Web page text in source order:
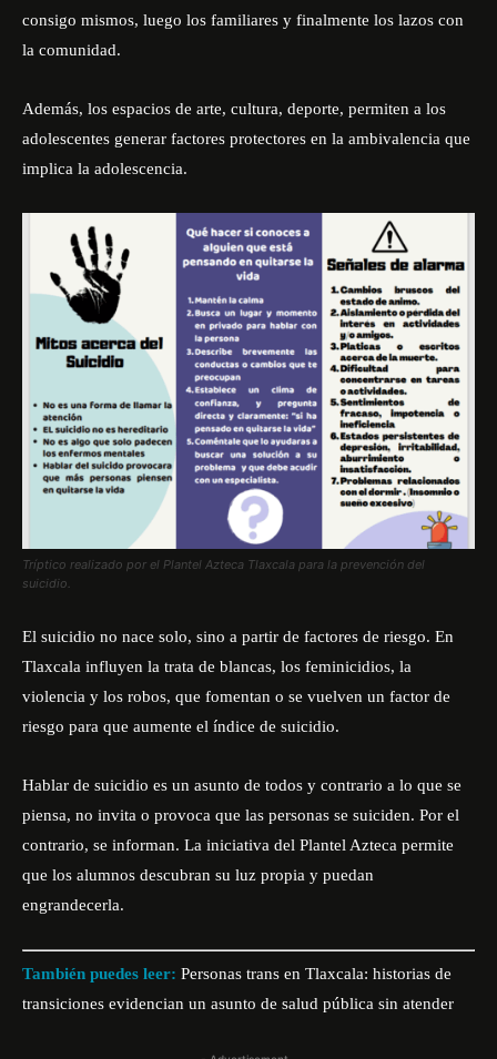
consigo mismos, luego los familiares y finalmente los lazos con
la comunidad.
Además, los espacios de arte, cultura, deporte, permiten a los
adolescentes generar factores protectores en la ambivalencia que
implica la adolescencia.
Tríptico realizado por el Plantel Azteca Tlaxcala para la prevención del
suicidio.
El suicidio no nace solo, sino a partir de factores de riesgo. En
Tlaxcala influyen la trata de blancas, los feminicidios, la
violencia y los robos, que fomentan o se vuelven un factor de
riesgo para que aumente el índice de suicidio.
Hablar de suicidio es un asunto de todos y contrario a lo que se
piensa, no invita o provoca que las personas se suiciden. Por el
contrario, se informan. La iniciativa del Plantel Azteca permite
que los alumnos descubran su luz propia y puedan
engrandecerla.
También puedes leer: Personas trans en Tlaxcala: historias de
transiciones evidencian un asunto de salud pública sin atender